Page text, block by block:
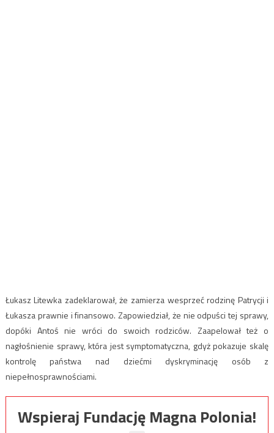
Łukasz Litewka zadeklarował, że zamierza wesprzeć rodzinę Patrycji i
Łukasza prawnie i finansowo. Zapowiedział, że nie odpuści tej sprawy,
dopóki Antoś nie wróci do swoich rodziców. Zaapelował też o
nagłośnienie sprawy, która jest symptomatyczna, gdyż pokazuje skalę
kontrolę państwa nad dziećmi dyskryminację osób z
niepełnosprawnościami.
Wspieraj Fundację Magna Polonia!